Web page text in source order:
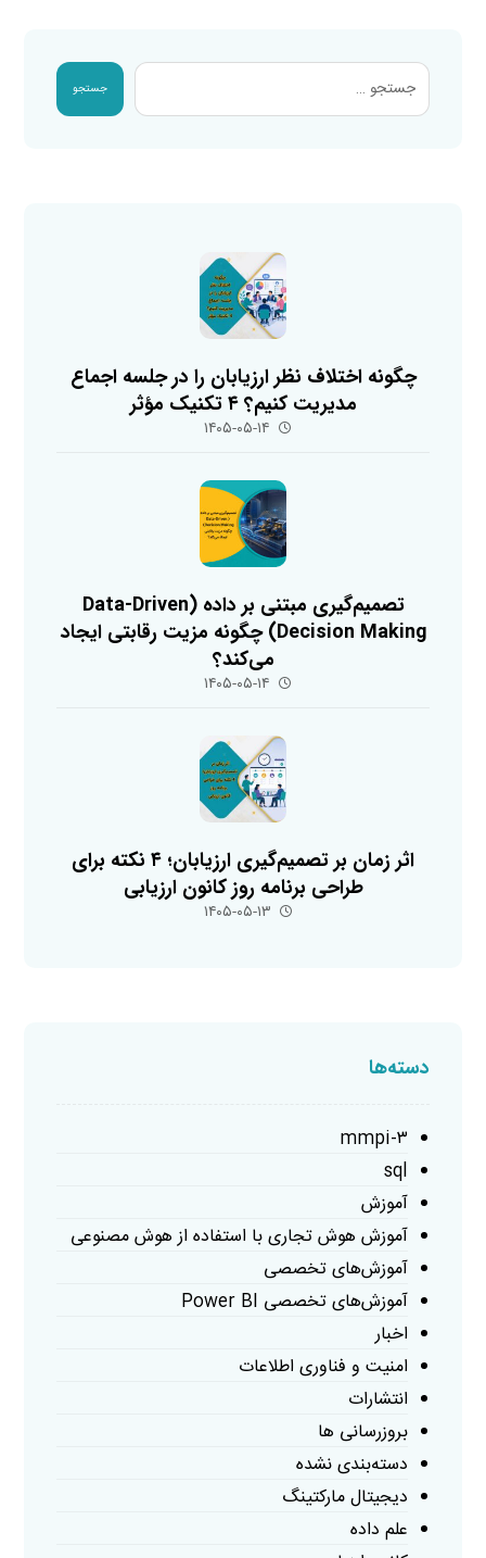
جستجو
چگونه اختلاف نظر ارزیابان را در جلسه اجماع
مدیریت کنیم؟ ۴ تکنیک مؤثر
۱۴۰۵-۰۵-۱۴
تصمیم‌گیری مبتنی بر داده (Data-Driven
Decision Making) چگونه مزیت رقابتی ایجاد
می‌کند؟
۱۴۰۵-۰۵-۱۴
اثر زمان بر تصمیم‌گیری ارزیابان؛ ۴ نکته برای
طراحی برنامه روز کانون ارزیابی
۱۴۰۵-۰۵-۱۳
دسته‌ها
mmpi-۳
sql
آموزش
آموزش هوش تجاری با استفاده از هوش مصنوعی
آموزش‌های تخصصی
آموزش‌های تخصصی Power BI
اخبار
امنیت و فناوری اطلاعات
انتشارات
بروزرسانی ها
دسته‌بندی نشده
دیجیتال مارکتینگ
علم داده